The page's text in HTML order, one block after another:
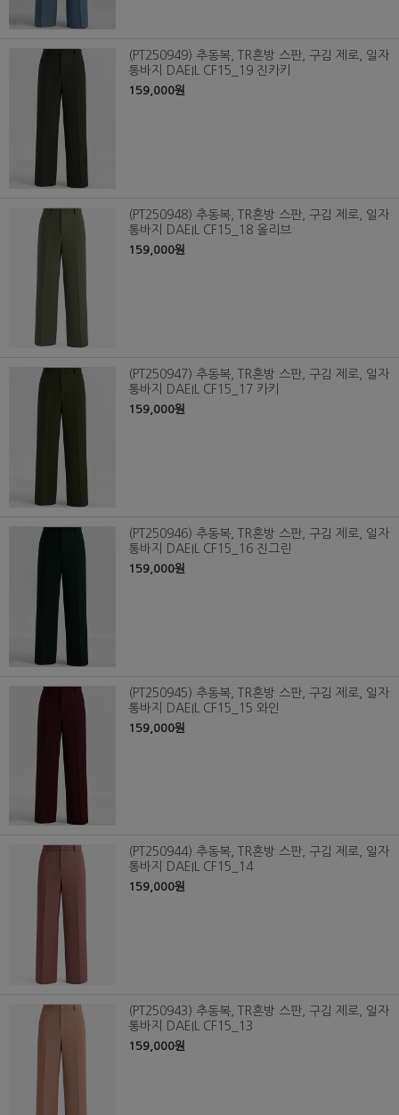
(PT250949) 추동복, TR혼방 스판, 구김 제로, 일자
통바지 DAEIL CF15_19 진카키
159,000원
(PT250948) 추동복, TR혼방 스판, 구김 제로, 일자
통바지 DAEIL CF15_18 올리브
159,000원
(PT250947) 추동복, TR혼방 스판, 구김 제로, 일자
통바지 DAEIL CF15_17 카키
159,000원
(PT250946) 추동복, TR혼방 스판, 구김 제로, 일자
통바지 DAEIL CF15_16 진그린
159,000원
(PT250945) 추동복, TR혼방 스판, 구김 제로, 일자
통바지 DAEIL CF15_15 와인
159,000원
(PT250944) 추동복, TR혼방 스판, 구김 제로, 일자
통바지 DAEIL CF15_14
159,000원
(PT250943) 추동복, TR혼방 스판, 구김 제로, 일자
통바지 DAEIL CF15_13
159,000원